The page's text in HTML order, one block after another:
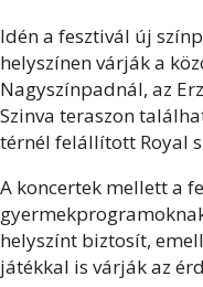
Idén a fesztivál új
helyszínen várják a
Nagyszínpadnál, az
Szinva teraszon
térnél felállított Royal
A koncertek mellett a
helyszínt biztosít,
játékkal is várják az